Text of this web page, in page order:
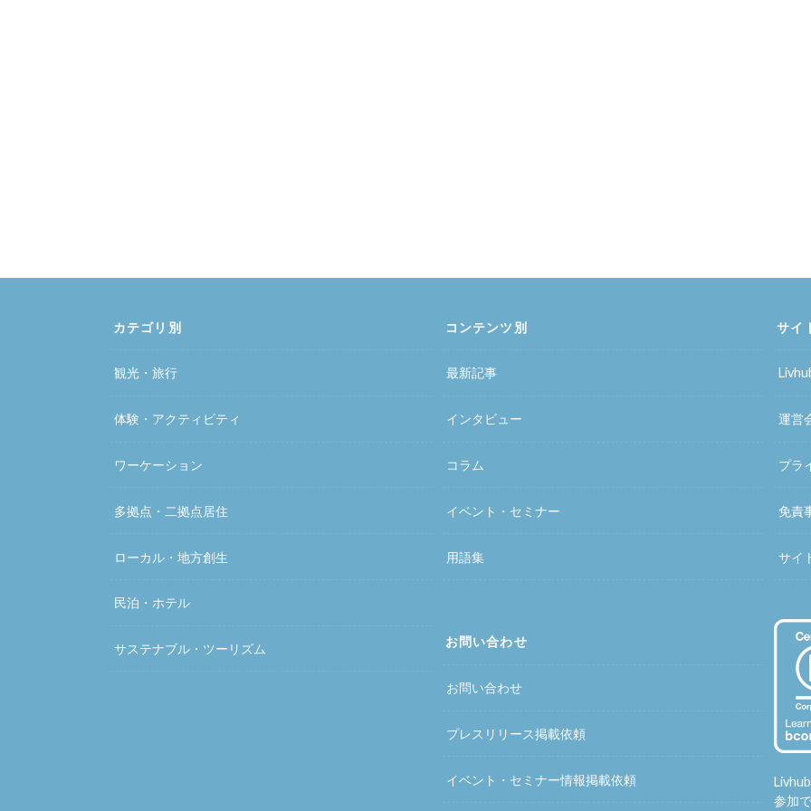
カテゴリ別
観光・旅行
体験・アクティビティ
ワーケーション
多拠点・二拠点居住
ローカル・地方創生
民泊・ホテル
サステナブル・ツーリズム
コンテンツ別
最新記事
インタビュー
コラム
イベント・セミナー
用語集
お問い合わせ
お問い合わせ
プレスリリース掲載依頼
イベント・セミナー情報掲載依頼
サイ
運営
プラ
免責
サイ
参加